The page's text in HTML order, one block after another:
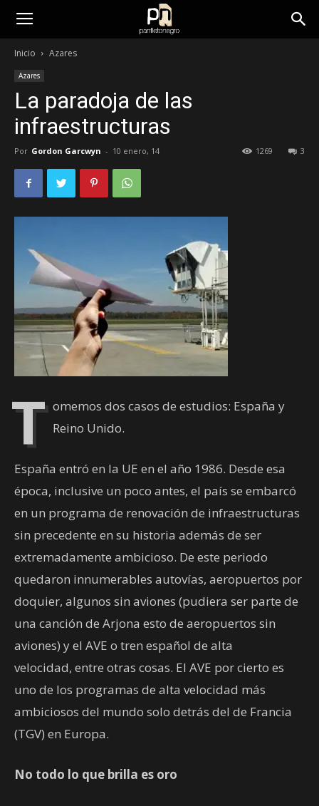
panfletonegro
Inicio Azares
Azares
La paradoja de las
infraestructuras
Por Gordon Garcwyn - 10 enero, 14 3
1269
T omemos dos casos de estudios: España y
Reino Unido.
España entró en la UE en el año 1986. Desde esa
época, inclusive un poco antes, el país se embarcó
en un programa de renovación de infraestructuras
sin precedente en su historia además de ser
extremadamente ambicioso. De este periodo
quedaron innumerables autovías, aeropuertos por
doquier, algunos sin aviones (pudiera ser parte de
una canción de Arjona esto de aeropuertos sin
aviones) y el AVE o tren español de alta
velocidad, entre otras cosas. El AVE por cierto es
uno de los programas de alta velocidad más
ambiciosos del mundo solo detrás del de Francia
(TGV) en Europa.
No todo lo que brilla es oro